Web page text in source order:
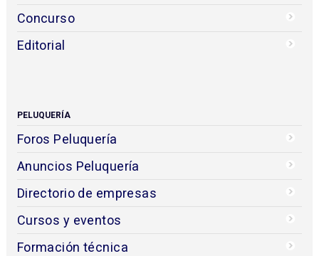
Concurso
Editorial
PELUQUERÍA
Foros Peluquería
Anuncios Peluquería
Directorio de empresas
Cursos y eventos
Formación técnica